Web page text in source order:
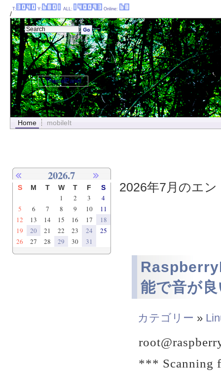
/
Home mobileIt
2026年7月のエ
能で音が
カテゴリー »
*** Scanning
2026.7
S M T W T F S
1 2 3
4
5
6 7 8 9 10
11
12
13 14 15 16 17
18
19
20 21 22 23 24
25
26
27 28 29 30 31
T: Y: ALL: Online:
ThemePanel